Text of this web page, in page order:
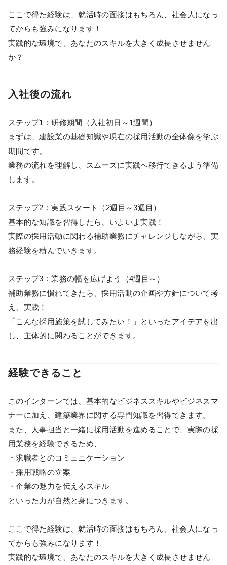
ここで得た経験は、就活時の面接はもちろん、社会人になっ
てからも強みになります！
実践的な環境で、あなたのスキルを大きく成長させません
か？
入社後の流れ
ステップ1：研修期間（入社初日～1週間）
まずは、建設業の基礎知識や現在の採用活動の全体像を学ぶ
期間です。
業務の流れを理解し、スムーズに実践へ移行できるよう準備
します。
ステップ2：実践スタート（2週目～3週目）
基本的な知識を習得したら、いよいよ実践！
実際の採用活動に関わる補助業務にチャレンジしながら、実
務経験を積んでいきます。
ステップ3：業務の幅を広げよう（4週目～）
補助業務に慣れてきたら、採用活動の企画や方針について考
え、実践！
「こんな採用施策を試してみたい！」といったアイデアを出
し、主体的に関わることができます。
経験できること
このインターンでは、基本的なビジネススキルやビジネスマ
ナーに加え、建築業界に関する専門知識を習得できます。
また、人事担当と一緒に採用活動を進めることで、実際の採
用業務を経験できるため、
・求職者とのコミュニケーション
・採用戦略の立案
・企業の魅力を伝えるスキル
といった力が自然と身につきます。
ここで得た経験は、就活時の面接はもちろん、社会人になっ
てからも強みになります！
実践的な環境で、あなたのスキルを大きく成長させません